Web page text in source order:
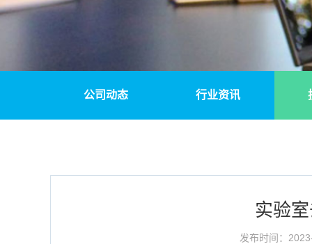
公司动态 行业资讯
实验
发布时间：